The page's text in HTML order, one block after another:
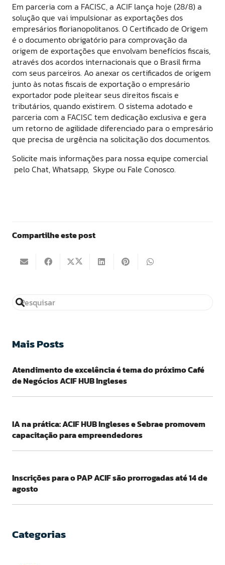
Em parceria com a FACISC, a ACIF lança hoje (28/8) a
solução que vai impulsionar as exportações dos
empresários florianopolitanos. O Certificado de Origem
é o documento obrigatório para comprovação da
origem de exportações que envolvam benefícios fiscais,
através dos acordos internacionais que o Brasil firma
com seus parceiros. Ao anexar os certificados de origem
junto às notas fiscais de exportação o empresário
exportador pode pleitear seus direitos fiscais e
tributários, quando existirem. O sistema adotado e
parceria com a FACISC tem dedicação exclusiva e gera
um retorno de agilidade diferenciado para o empresário
que precisa de urgência na solicitação dos documentos.
Solicite mais informações para nossa equipe comercial
pelo Chat, Whatsapp, Skype ou Fale Conosco.
Compartilhe este post
Mais Posts
Atendimento de excelência é tema do próximo Café
de Negócios ACIF HUB Ingleses
IA na prática: ACIF HUB Ingleses e Sebrae promovem
capacitação para empreendedores
Inscrições para o PAP ACIF são prorrogadas até 14 de
agosto
Categorias